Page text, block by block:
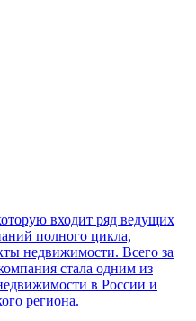
входит ряд ведущих
полного цикла,
недвижимости. Всего за
стала одним из
в России и
региона.